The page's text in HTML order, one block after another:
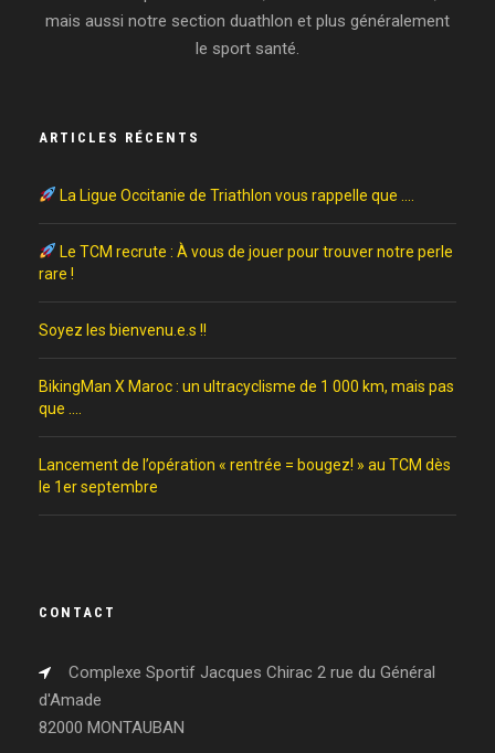
mais aussi notre section duathlon et plus généralement
le sport santé.
ARTICLES RÉCENTS
La Ligue Occitanie de Triathlon vous rappelle que ….
Le TCM recrute : À vous de jouer pour trouver notre perle
rare !
Soyez les bienvenu.e.s !!
BikingMan X Maroc : un ultracyclisme de 1 000 km, mais pas
que ….
Lancement de l’opération « rentrée = bougez! » au TCM dès
le 1er septembre
CONTACT
Complexe Sportif Jacques Chirac 2 rue du Général
d'Amade
82000 MONTAUBAN